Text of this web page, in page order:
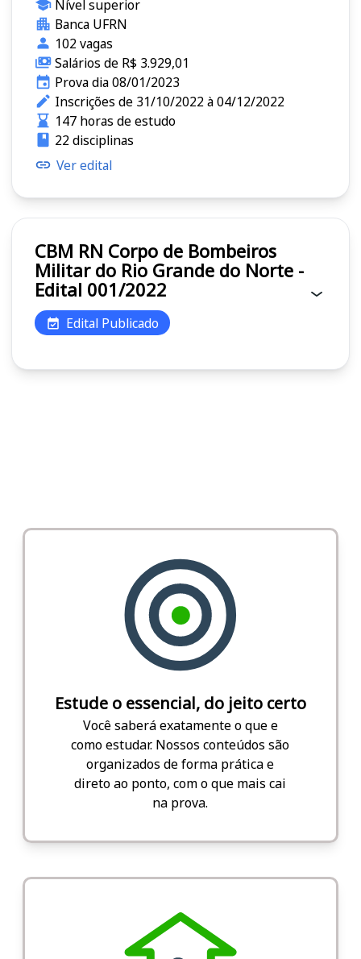
Nível superior
Banca UFRN
102 vagas
Salários de R$ 3.929,01
Prova dia 08/01/2023
Inscrições de 31/10/2022 à 04/12/2022
147 horas de estudo
22 disciplinas
Ver edital
CBM RN Corpo de Bombeiros
Militar do Rio Grande do Norte -
Edital 001/2022
Edital Publicado
Estude o essencial, do jeito certo
Você saberá exatamente o que e
como estudar. Nossos conteúdos são
organizados de forma prática e
direto ao ponto, com o que mais cai
na prova.